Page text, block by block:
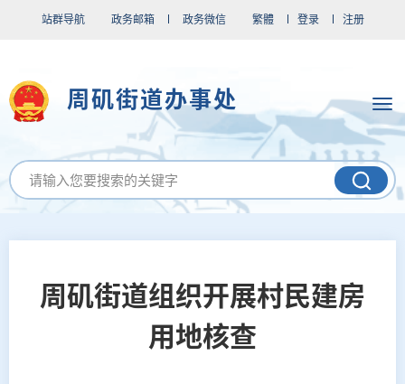
站群导航 政务邮箱 政务微信 繁體 登录 注册
周矶街道办事处
周矶街道组织开展村民建房
用地核查